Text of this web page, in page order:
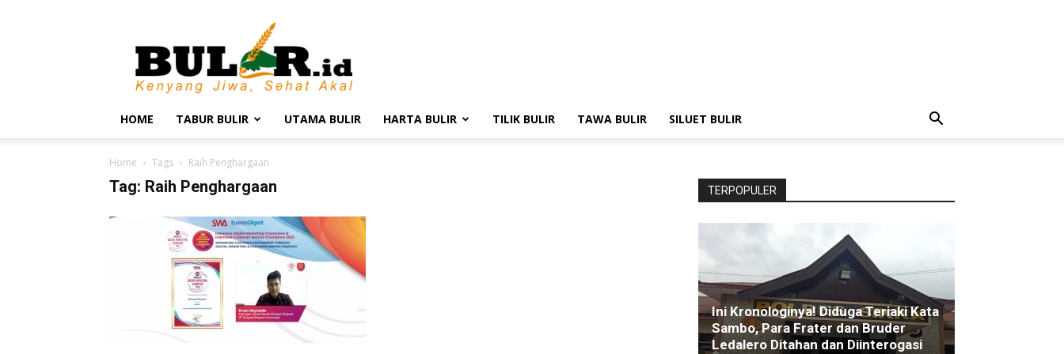
BULIR.ID
Kenyang
Jiwa,
Sehat
Akal
HOME TABUR BULIR UTAMA BULIR HARTA BULIR TILIK BULIR TAWA BULIR SILUET BULIR
Home Tags Raih Penghargaan
Tag: Raih Penghargaan TERPOPULER
Ini Kronologinya! Diduga Teriaki Kata
Sambo, Para Frater dan Bruder
Ledalero Ditahan dan Diinterogasi